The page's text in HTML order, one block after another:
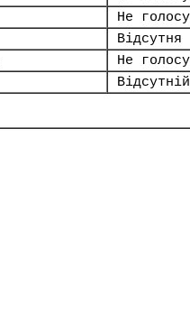
Не
Відсутня
Не
Відсутній